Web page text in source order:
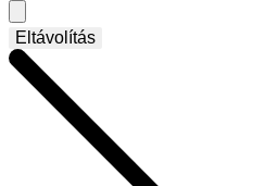
Eltávolítás